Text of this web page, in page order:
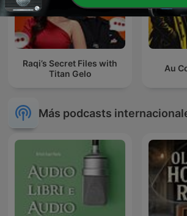
Raqi’s Secret Files with
Titan Gelo
Au
Más podcasts